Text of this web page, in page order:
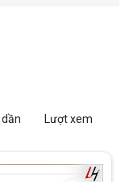
Lượt xem